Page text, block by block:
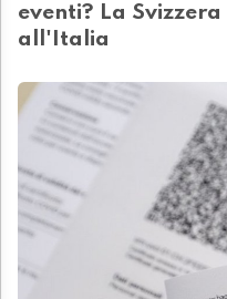
eventi? La
all'Italia